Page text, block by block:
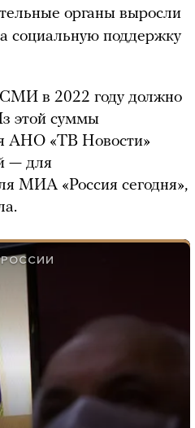
органы выросли
социальную поддержку
в 2022 году должно
этой суммы
АНО «ТВ Новости»
— для
МИА «Россия сегодня»,